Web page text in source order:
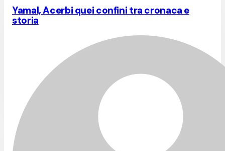
Yamal, Acerbi quei confini tra cronaca e
storia